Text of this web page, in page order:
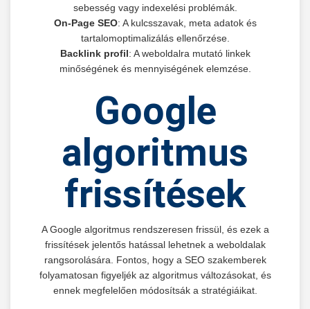
sebesség vagy indexelési problémák.
On-Page SEO: A kulcsszavak, meta adatok és
tartalomoptimalizálás ellenőrzése.
Backlink profil: A weboldalra mutató linkek
minőségének és mennyiségének elemzése.
Google
algoritmus
frissítések
A Google algoritmus rendszeresen frissül, és ezek a
frissítések jelentős hatással lehetnek a weboldalak
rangsorolására. Fontos, hogy a SEO szakemberek
folyamatosan figyeljék az algoritmus változásokat, és
ennek megfelelően módosítsák a stratégiáikat.